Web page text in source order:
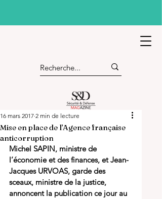
Mise en place de l’Agence française
anticorruption
16 mars 2017 2 min de lecture
Michel SAPIN, ministre de
l’économie et des finances, et Jean-
Jacques URVOAS, garde des
sceaux, ministre de la justice,
annoncent la publication ce jour au